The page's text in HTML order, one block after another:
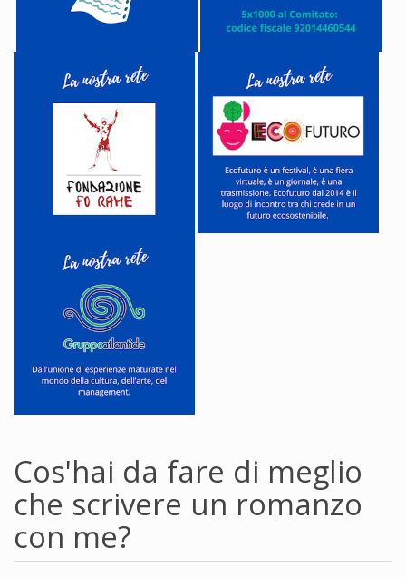
Cos'hai da fare di meglio
che scrivere un romanzo
con me?